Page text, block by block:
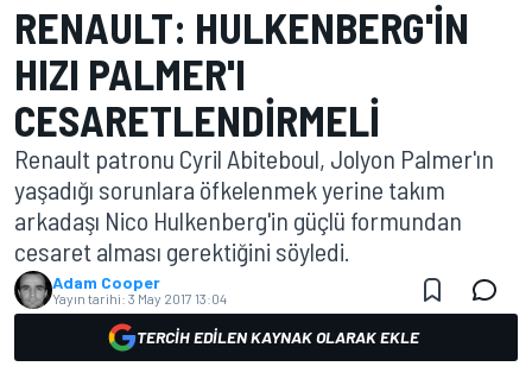
RENAULT: HULKENBERG'IN
HIZI PALMER'I
CESARETLENDIRMELI
Renault patronu Cyril Abiteboul, Jolyon Palmer'ın
yaşadığı sorunlara öfkelenmek yerine takım
arkadaşı Nico Hulkenberg'in güçlü formundan
cesaret alması gerektiğini söyledi.
Adam Cooper
Yayın tarihi: 3 May 2017 13:04
TERCIH EDILEN KAYNAK OLARAK EKLE